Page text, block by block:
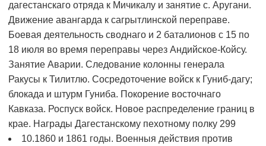
дагестанскаго отряда к Мичикалу и занятие с. Аругани.
Движение авангарда к сагрытлинской переправе.
Боевая деятельность своднаго и 2 баталионов с 15 по
18 июля во время переправы через Андийское-Койсу.
Занятие Аварии. Следование колонны генерала
Ракусы к Тилитлю. Сосредоточение войск к Гуниб-дагу;
блокада и штурм Гуниба. Покорение восточнаго
Кавказа. Роспуск войск. Новое распределение границ в
крае. Награды Дагестанскому пехотному полку 299
10.1860 и 1861 годы. Военныя действия против